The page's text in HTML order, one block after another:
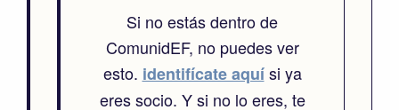
Si no estás dentro de
ComunidEF, no puedes ver
esto. identifícate aquísi ya
eres socio. Y si no lo eres, te